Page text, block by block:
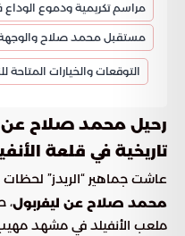
مراسم تكريمية ودموع الوداع
مستقبل محمد صلاح والوجهة
التوقعات والخيارات المتاحة
رحيل محمد صلاح عن
تاريخية في قلعة
عاشت جماهير “الريدز”
محمد صلاح عن ليفربول،
ملعب الأنفيلد في مشهد